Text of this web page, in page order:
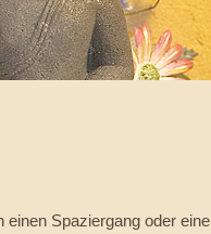
Spaziergang oder eine